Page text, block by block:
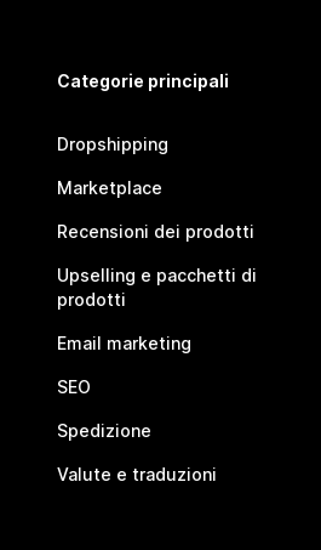
Categorie principali
Dropshipping
Marketplace
Recensioni dei prodotti
Upselling e pacchetti di
prodotti
Email marketing
SEO
Spedizione
Valute e traduzioni